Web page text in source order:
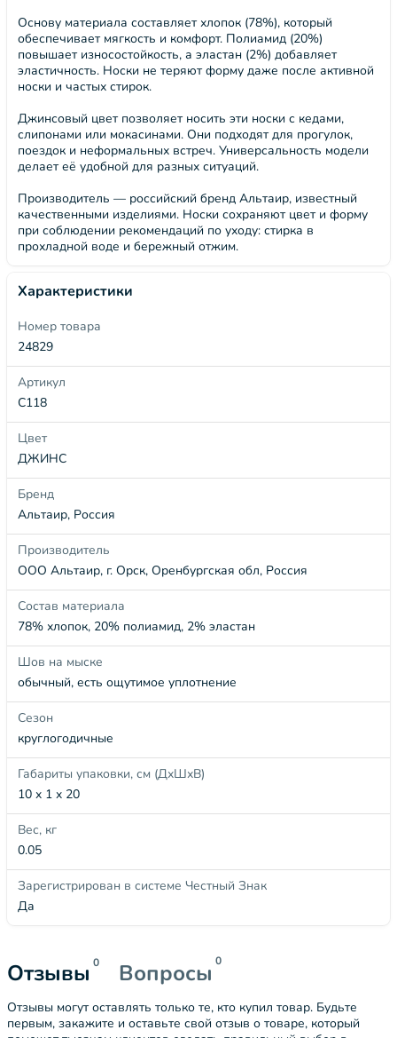
Основу материала составляет хлопок (78%), который
обеспечивает мягкость и комфорт. Полиамид (20%)
повышает износостойкость, а эластан (2%) добавляет
эластичность. Носки не теряют форму даже после активной
носки и частых стирок.
Джинсовый цвет позволяет носить эти носки с кедами,
слипонами или мокасинами. Они подходят для прогулок,
поездок и неформальных встреч. Универсальность модели
делает её удобной для разных ситуаций.
Производитель — российский бренд Альтаир, известный
качественными изделиями. Носки сохраняют цвет и форму
при соблюдении рекомендаций по уходу: стирка в
прохладной воде и бережный отжим.
Характеристики
Номер товара
24829
Артикул
С118
Цвет
ДЖИНС
Бренд
Альтаир, Россия
Производитель
ООО Альтаир, г. Орск, Оренбургская обл, Россия
Состав материала
78% хлопок, 20% полиамид, 2% эластан
Шов на мыске
обычный, есть ощутимое уплотнение
Сезон
круглогодичные
Габариты упаковки, см (ДхШхВ)
10 x 1 x 20
Вес, кг
0.05
Зарегистрирован в системе Честный Знак
Да
Отзывы 0 Вопросы 0
Отзывы могут оставлять только те, кто купил товар. Будьте
первым, закажите и оставьте свой отзыв о товаре, который